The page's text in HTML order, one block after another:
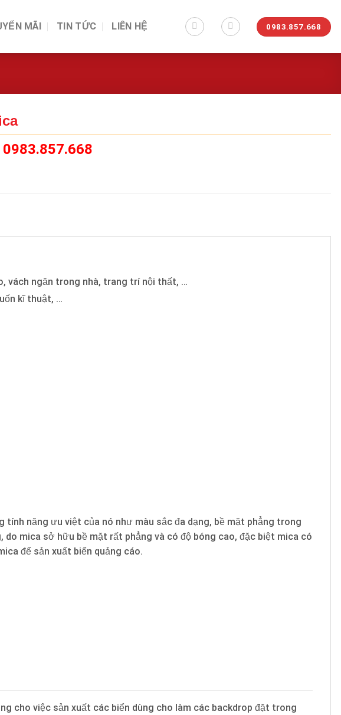
MÃI TIN TỨC LIÊN HỆ 0983.857.668
0983.857.668
vách ngăn trong nhà, trang trí nội thất, …
kĩ thuật, …
năng ưu việt của nó như màu sắc đa dạng, bề mặt phẳng trong
mica sở hữu bề mặt rất phẳng và có độ bóng cao, đặc biệt mica có
để sản xuất biển quảng cáo.
cho việc sản xuất các biển dùng cho làm các backdrop đặt trong